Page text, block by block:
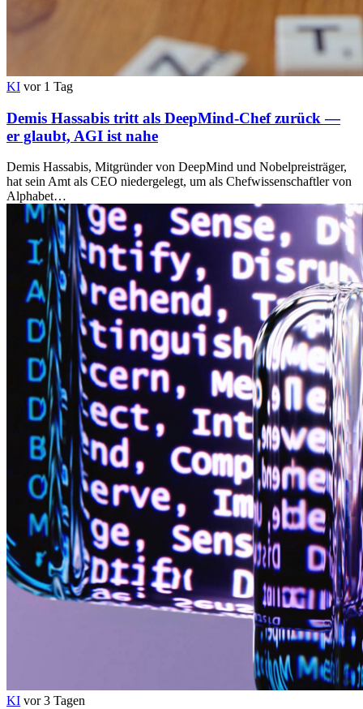
KI vor 1 Tag
Demis Hassabis tritt als DeepMind-Chef zurück —
er glaubt, AGI ist nahe
Demis Hassabis, Mitgründer von DeepMind und Nobelpreisträger,
hat sein Amt als CEO niedergelegt, um als Chefwissenschaftler von
Alphabet…
KI vor 3 Tagen